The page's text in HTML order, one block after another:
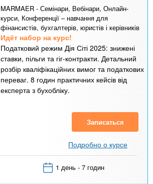
MARMAER - Семінари, Вебінари, Онлайн-
курси, Конференції – навчання для
фінансистів, бухгалтерів, юристів і керівників
Идёт набор на курс!
Податковий режим Дія Сіті 2025: знижені
ставки, пільги та гіг-контракти. Детальний
розбір кваліфікаційних вимог та податкових
переваг. 8 годин практичних кейсів від
експерта з бухобліку.
Записаться
Подробно о курсе
1 день - 7 годин